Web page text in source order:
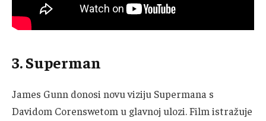
3. Superman
James Gunn donosi novu viziju Supermana s
Davidom Corenswetom u glavnoj ulozi. Film istražuje